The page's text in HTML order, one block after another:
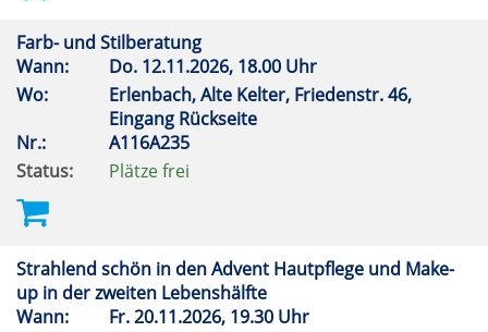
Farb- und Stilberatung
Wann:
Do. 12.11.2026, 18.00 Uhr
Wo:
Erlenbach, Alte Kelter, Friedenstr. 46,
Eingang Rückseite
Nr.:
A116A235
Status:
Plätze frei
Strahlend schön in den Advent Hautpflege und Make-
up in der zweiten Lebenshälfte
Wann:
Fr.20.11.2026, 19.30 Uhr